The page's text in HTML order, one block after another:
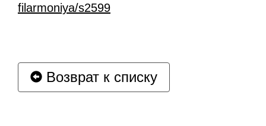
filarmoniya/s2599
Возврат к списку